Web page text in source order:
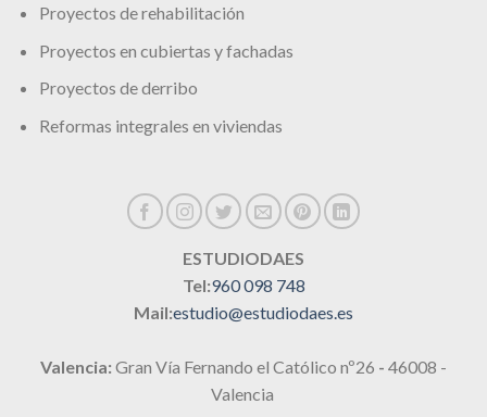
Proyectos de rehabilitación
Proyectos en cubiertas y fachadas
Proyectos de derribo
Reformas integrales en viviendas
ESTUDIODAES
Tel:960 098 748
Mail:estudio@estudiodaes.es
Valencia: Gran Vía Fernando el Católico nº26 - 46008 -
Valencia